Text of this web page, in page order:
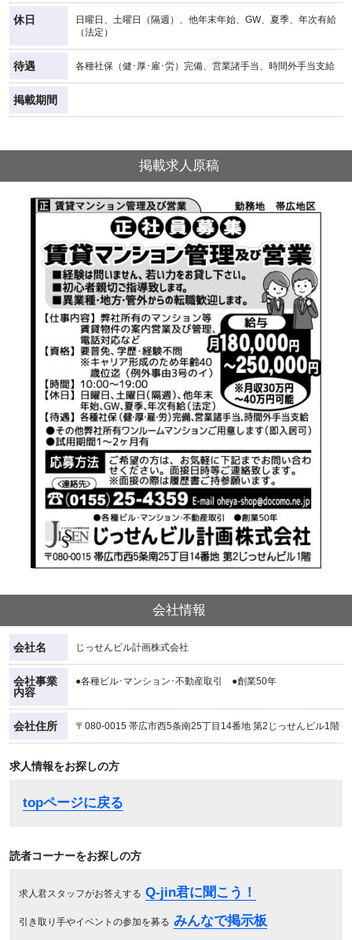
休日
日曜日、土曜日（隔週）、他年末年始、GW、夏季、年次有給
（法定）
待遇 各種社保（健･厚･雇･労）完備、営業諸手当、時間外手当支給
掲載期間
掲載求人原稿
会社情報
会社名 じっせんビル計画株式会社
会社事業
内容
●各種ビル･マンション･不動産取引 ●創業50年
会社住所 〒080-0015 帯広市西5条南25丁目14番地 第2じっせんビル1階
求人情報をお探しの方
topページに戻る
読者コーナーをお探しの方
求人君スタッフがお答えする Q-jin君に聞こう！
引き取り手やイベントの参加を募る みんなで掲示板